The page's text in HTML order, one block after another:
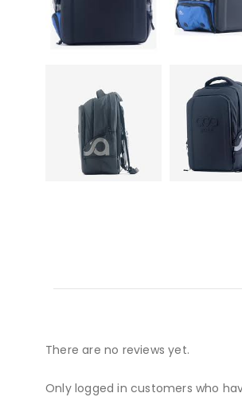
There are no reviews yet.
Only logged in customers who